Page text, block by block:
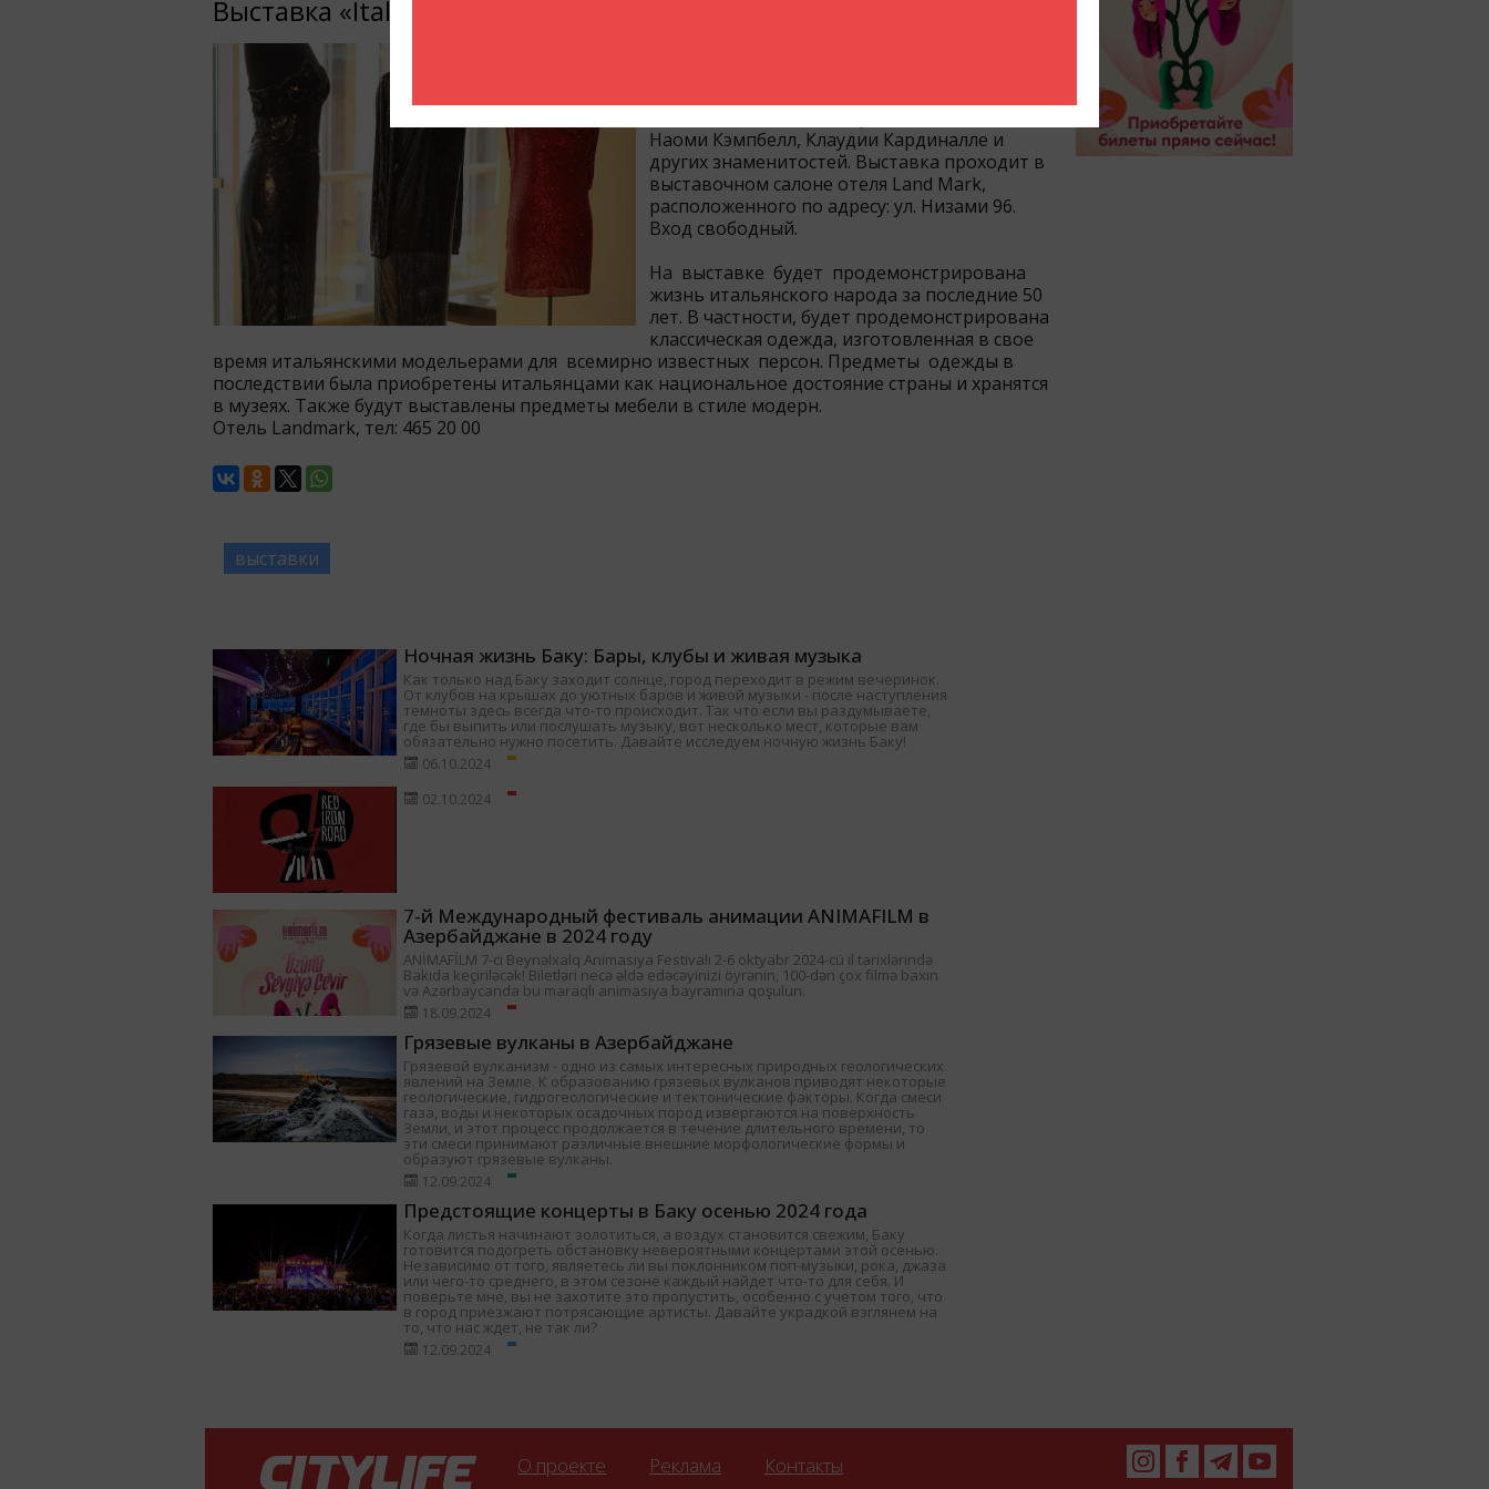
Выставка «Italian Style»
Наоми Кэмпбелл, Клаудии Кардиналле и
других знаменитостей. Выставка проходит в
выставочном салоне отеля Land Mark,
расположенного по адресу: ул. Низами 96.
Вход свободный.
На выставке будет продемонстрирована
жизнь итальянского народа за последние 50
лет. В частности, будет продемонстрирована
классическая одежда, изготовленная в свое
время итальянскими модельерами для всемирно известных персон. Предметы одежды в
последствии была приобретены итальянцами как национальное достояние страны и хранятся
в музеях. Также будут выставлены предметы мебели в стиле модерн.
Отель Landmark, тел: 465 20 00
выставки
Ночная жизнь Баку: Бары, клубы и живая музыка
Как только над Баку заходит солнце, город переходит в режим вечеринок.
От клубов на крышах до уютных баров и живой музыки - после наступления
темноты здесь всегда что-то происходит. Так что если вы раздумываете,
где бы выпить или послушать музыку, вот несколько мест, которые вам
обязательно нужно посетить. Давайте исследуем ночную жизнь Баку!
06.10.2024
02.10.2024
7-й Международный фестиваль анимации ANIMAFILM в
Азербайджане в 2024 году
ANİMAFİLM 7-ci Beynəlxalq Animasiya Festivalı 2-6 oktyabr 2024-cü il tarixlərində
Bakıda keçiriləcək! Biletləri necə əldə edəcəyinizi öyrənin, 100-dən çox filmə baxın
və Azərbaycanda bu maraqlı animasiya bayramına qoşulun.
18.09.2024
Грязевые вулканы в Азербайджане
Грязевой вулканизм - одно из самых интересных природных геологических
явлений на Земле. К образованию грязевых вулканов приводят некоторые
геологические, гидрогеологические и тектонические факторы. Когда смеси
газа, воды и некоторых осадочных пород извергаются на поверхность
Земли, и этот процесс продолжается в течение длительного времени, то
эти смеси принимают различные внешние морфологические формы и
образуют грязевые вулканы.
12.09.2024
Предстоящие концерты в Баку осенью 2024 года
Когда листья начинают золотиться, а воздух становится свежим, Баку
готовится подогреть обстановку невероятными концертами этой осенью.
Независимо от того, являетесь ли вы поклонником поп-музыки, рока, джаза
или чего-то среднего, в этом сезоне каждый найдет что-то для себя. И
поверьте мне, вы не захотите это пропустить, особенно с учетом того, что
в город приезжают потрясающие артисты. Давайте украдкой взглянем на
то, что нас ждет, не так ли?
12.09.2024
О проекте Реклама Контакты